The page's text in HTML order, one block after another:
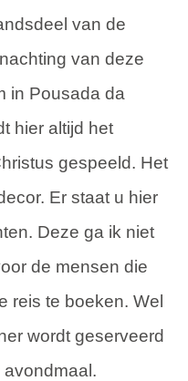
van de
van deze
in Pousada da
hier altijd het
gespeeld. Het
Er staat u hier
Deze ga ik niet
de mensen die
reis te boeken. Wel
wordt geserveerd